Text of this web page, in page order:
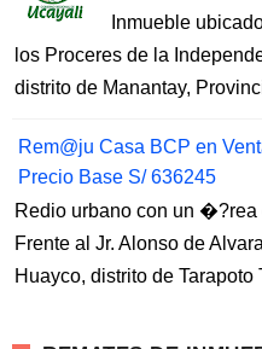
Inmueble
los Proceres de la
distrito de Manantay,
Rem@ju Casa BCP en
Precio Base S/ 636245
Redio urbano con un �?rea
Frente al Jr. Alonso de
Huayco, distrito de Tarapoto